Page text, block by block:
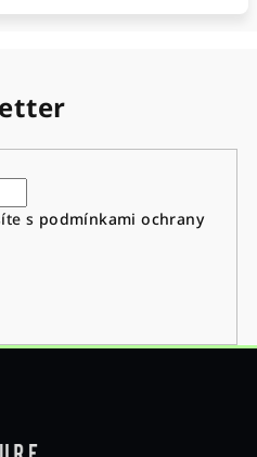
s podmínkami ochrany